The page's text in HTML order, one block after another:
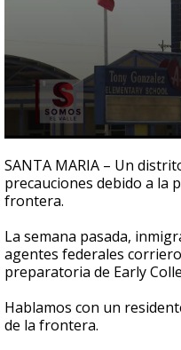
seconds
of
3
minutes,
seconds
SANTA MARIA – Un
precauciones debido a la
frontera.
La semana pasada,
agentes federales
preparatoria de Early
Hablamos con un
de la frontera.